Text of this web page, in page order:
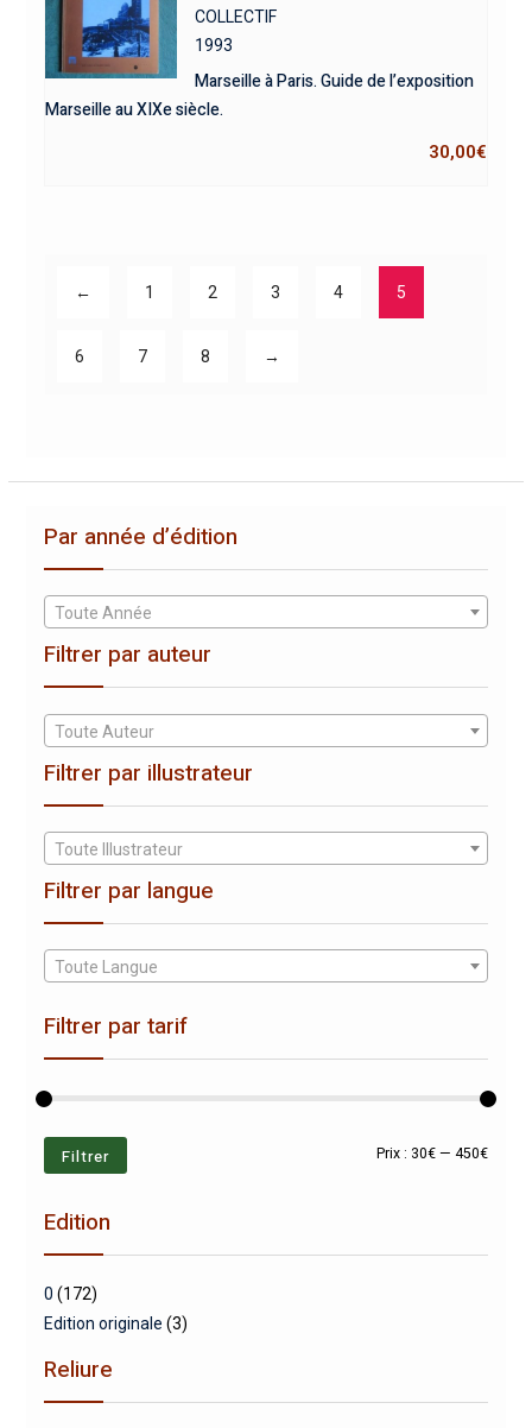
COLLECTIF
1993
Marseille à Paris. Guide de l’exposition
Marseille au XIXe siècle.
30,00€
← 1 2 3 4 5
6 7 8 →
Par année d’édition
Toute Année
Filtrer par auteur
Toute Auteur
Filtrer par illustrateur
Toute Illustrateur
Filtrer par langue
Toute Langue
Filtrer par tarif
Prix
Prix
Filtrer Prix : 30€ —450€
Edition
0 (172)
Edition originale (3)
Reliure